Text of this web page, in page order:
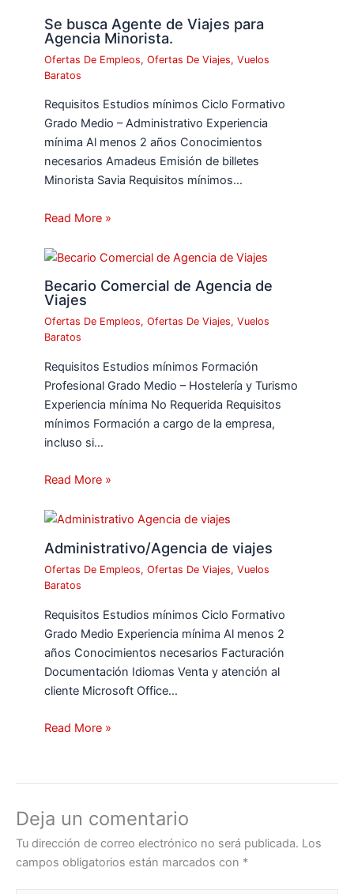
Se busca Agente de Viajes para
Agencia Minorista.
Ofertas De Empleos,Ofertas De Viajes,Vuelos
Baratos
Requisitos Estudios mínimos Ciclo Formativo
Grado Medio – Administrativo Experiencia
mínima Al menos 2 años Conocimientos
necesarios Amadeus Emisión de billetes
Minorista Savia Requisitos mínimos…
Read More »
Becario Comercial de Agencia de
Viajes
Ofertas De Empleos,Ofertas De Viajes,Vuelos
Baratos
Requisitos Estudios mínimos Formación
Profesional Grado Medio – Hostelería y Turismo
Experiencia mínima No Requerida Requisitos
mínimos Formación a cargo de la empresa,
incluso si…
Read More »
Administrativo/Agencia de viajes
Ofertas De Empleos,Ofertas De Viajes,Vuelos
Baratos
Requisitos Estudios mínimos Ciclo Formativo
Grado Medio Experiencia mínima Al menos 2
años Conocimientos necesarios Facturación
Documentación Idiomas Venta y atención al
cliente Microsoft Office…
Read More »
Deja un comentario
Tu dirección de correo electrónico no será publicada. Los
campos obligatorios están marcados con *